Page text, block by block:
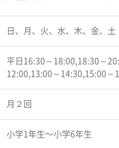
日、月、火、水、木、金、土
平日16:30～18:00,18:30～
12:00,13:00～14:30,15:00～
月２回
小学1年生〜小学6年生